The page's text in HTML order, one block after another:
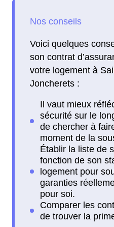
Voici quelques
son contrat
votre logement à
Joncherets :